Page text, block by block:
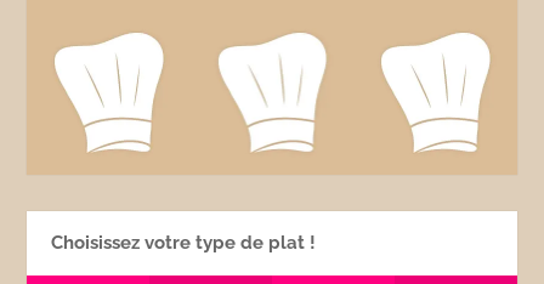
Choisissez votre type de plat !